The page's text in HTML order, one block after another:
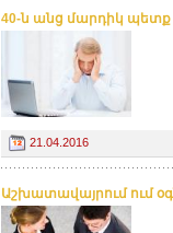
40-ն անց մարդիկ
21.04.2016
Աշխատավայրում ում